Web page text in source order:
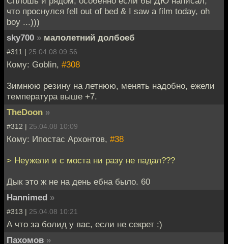
что проснулся fell out of bed & I saw a film today, oh
boy ...)))
sky700 » малолетний долбоеб
#311 | 25.04.08 09:56
Кому: Goblin, #308
Зимнюю резину на летнюю, менять надобно, ежели
температура выше +7.
TheDoon »
#312 | 25.04.08 10:09
Кому: Ипостас Архонтов, #38
> Неужели и с моста ни разу не падал???
Дык это ж не на день ебна было. 60
Hannimed »
#313 | 25.04.08 10:21
А что за болид у вас, если не секрет :)
Пахомов »